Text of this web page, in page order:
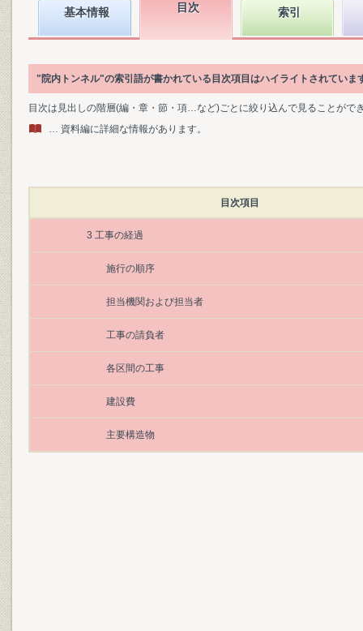
基本情報 目次 索引
"院内トンネル"の索引語が書かれている目次項目はハイライトされていま
目次は見出しの階層(編・章・節・項…など)ごとに絞り込んで見ることがで
… 資料編に詳細な情報があります。
目次項目
3 工事の経過
施行の順序
担当機関および担当者
工事の請負者
各区間の工事
建設費
主要構造物